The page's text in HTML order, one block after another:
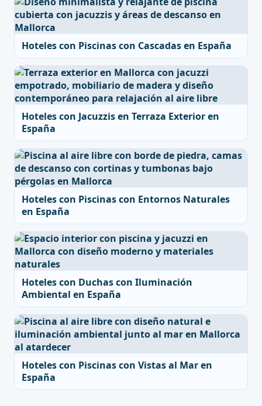
Hoteles con Piscinas con Cascadas en España
Hoteles con Jacuzzis en Terraza Exterior en
España
Hoteles con Piscinas con Entornos Naturales
en España
Hoteles con Duchas con Iluminación
Ambiental en España
Hoteles con Piscinas con Vistas al Mar en
España